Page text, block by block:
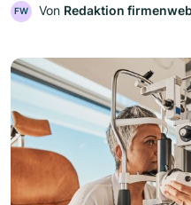
FW Von Redaktion